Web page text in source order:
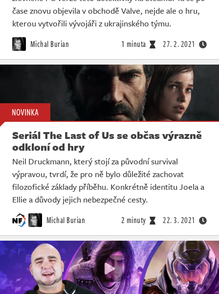
čase znovu objevila v obchodě Valve, nejde ale o hru,
kterou vytvořili vývojáři z ukrajinského týmu.
Michal Burian 1 minuta 27. 2. 2021
NOVINKA
Seriál The Last of Us se občas výrazně
odkloní od hry
Neil Druckmann, který stojí za původní survival
výpravou, tvrdí, že pro ně bylo důležité zachovat
filozofické základy příběhu. Konkrétně identitu Joela a
Ellie a důvody jejich nebezpečné cesty.
Michal Burian 2 minuty 22. 3. 2021